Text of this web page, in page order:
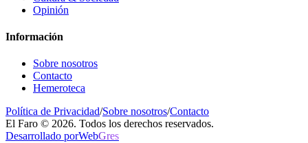
Opinión
Información
Sobre nosotros
Contacto
Hemeroteca
Política de Privacidad/Sobre nosotros/Contacto
El Faro © 2026. Todos los derechos reservados.
Desarrollado porWebGres